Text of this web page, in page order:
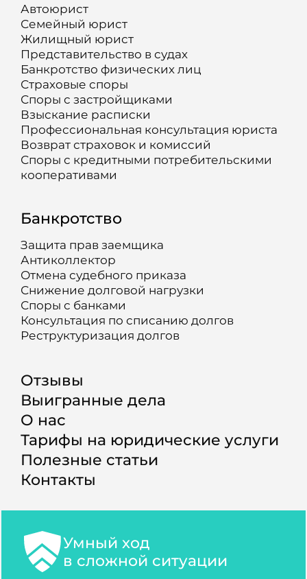
Автоюрист
Семейный юрист
Жилищный юрист
Представительство в судах
Банкротство физических лиц
Страховые споры
Споры с застройщиками
Взыскание расписки
Профессиональная консультация юриста
Возврат страховок и комиссий
Споры с кредитными потребительскими
кооперативами
Банкротство
Защита прав заемщика
Антиколлектор
Отмена судебного приказа
Снижение долговой нагрузки
Споры с банками
Консультация по списанию долгов
Реструктуризация долгов
Отзывы
Выигранные дела
О нас
Тарифы на юридические услуги
Полезные статьи
Контакты
Умный ход
в сложной ситуации